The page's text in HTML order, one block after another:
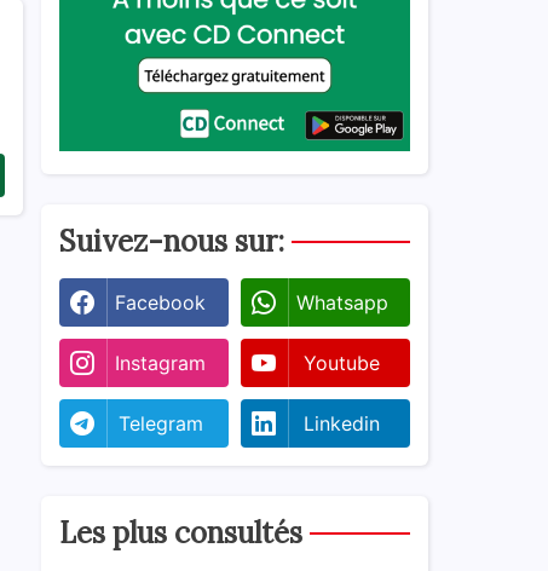
Suivez-nous sur:
Facebook Whatsapp
Instagram Youtube
Telegram Linkedin
Les plus consultés